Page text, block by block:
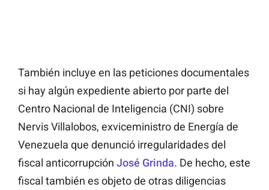
También incluye en las peticiones documentales
si hay algún expediente abierto por parte del
Centro Nacional de Inteligencia (CNI) sobre
Nervis Villalobos, exviceministro de Energía de
Venezuela que denunció irregularidades del
fiscal anticorrupción José Grinda. De hecho, este
fiscal también es objeto de otras diligencias